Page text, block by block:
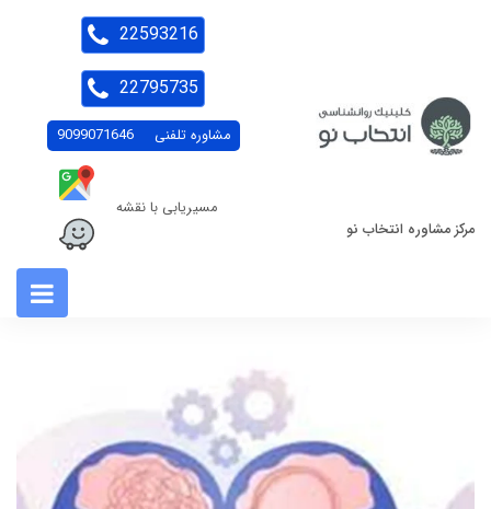
مرکز مشاوره انتخاب نو
مشاوره تلفنی 9099071646
مسیریابی با نقشه
22593216
22795735